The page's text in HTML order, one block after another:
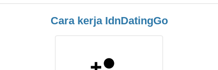
Cara kerja IdnDatingGo